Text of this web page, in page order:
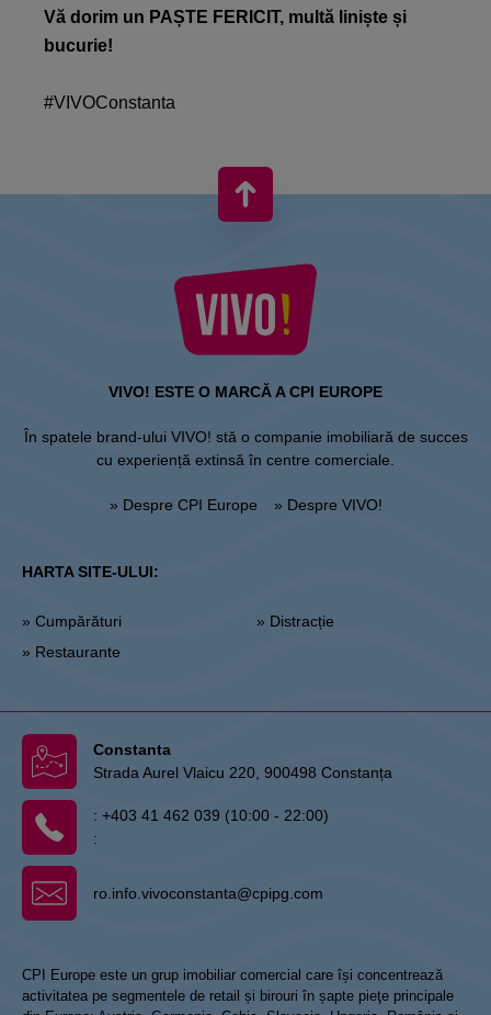
Vă dorim un PAȘTE FERICIT, multă liniște și
bucurie!
#VIVOConstanta
VIVO! ESTE O MARCĂ A CPI EUROPE
În spatele brand-ului VIVO! stă o companie imobiliară de succes
cu experiență extinsă în centre comerciale.
» Despre CPI Europe » Despre VIVO!
HARTA SITE-ULUI:
» Cumpărături
» Restaurante
» Distracție
Constanta
Strada Aurel Vlaicu 220, 900498 Constanța
: +403 41 462 039 (10:00 - 22:00)
:
ro.info.vivoconstanta@cpipg.com
CPI Europe este un grup imobiliar comercial care își concentrează
activitatea pe segmentele de retail și birouri în șapte pieţe principale